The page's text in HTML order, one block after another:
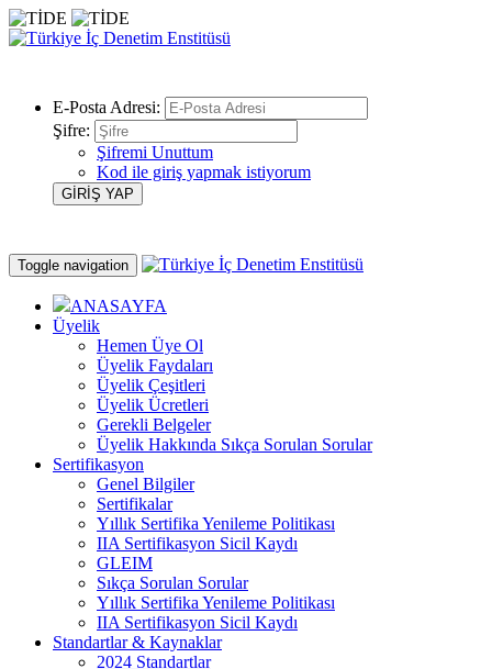
E-Posta Adresi:
Şifre:
Şifremi Unuttum
Kod ile giriş yapmak istiyorum
Toggle navigation
ANASAYFA
Üyelik
Hemen Üye Ol
Üyelik Faydaları
Üyelik Çeşitleri
Üyelik Ücretleri
Gerekli Belgeler
Üyelik Hakkında Sıkça Sorulan Sorular
Sertifikasyon
Genel Bilgiler
Sertifikalar
Yıllık Sertifika Yenileme Politikası
IIA Sertifikasyon Sicil Kaydı
GLEIM
Sıkça Sorulan Sorular
Yıllık Sertifika Yenileme Politikası
IIA Sertifikasyon Sicil Kaydı
Standartlar & Kaynaklar
2024 Standartlar